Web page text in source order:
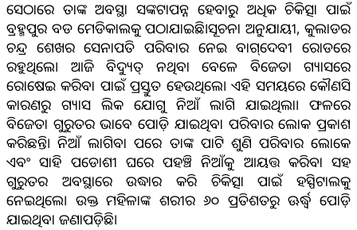
ସେଠାରେ ତାଙ୍କ ଅବସ୍ଥା ସଙ୍କଟାପନ୍ନ ହେବାରୁ ଅଧିକ ଚିକିତ୍ସା ପାଇଁ
ବ୍ରହ୍ମପୁର ବଡ ମେଡିକାଲକୁ ପଠାଯାଇଛି।ସୂଚନା ଅନୁଯାୟୀ, କୁଲାଡର
ଚନ୍ଦ୍ର ଶେଖର ସେନାପତି ପରିବାର ନେଇ ବାଗ୍‌ଦେବୀ ରୋଡରେ
ରହୁଥିଲେ। ଆଜି ବିଦ୍ୟୁତ୍‌ ନଥିବା ବେଳେ ବିଜେତା ଗ୍ୟାସରେ
ରୋଷେଇ କରିବା ପାଇଁ ପ୍ରସ୍ତୁତ ହେଉଥିଲେ। ଏହି ସମୟରେ କୌଣସି
କାରଣରୁ ଗ୍ୟାସ ଲିକ ଯୋଗୁ ନିଆଁ ଲାଗି ଯାଇଥିଲା। ଫଳରେ
ବିଜେତା ଗୁରୁତର ଭାବେ ପୋଡ଼ି ଯାଇଥିବା ପରିବାର ଲୋକ ପ୍ରକାଶ
କରିଛନ୍ତି। ନିଆଁ ଲାଗିବା ପରେ ତାଙ୍କ ପାଟି ଶୁଣି ପରିବାର ଲୋକେ
ଏବଂ ସାହି ପଡୋଶୀ ଘରେ ପହଞ୍ଚି ନିଆଁକୁ ଆୟତ୍ତ କରିବା ସହ
ଗୁରୁତର ଅବସ୍ଥାରେ ଉଦ୍ଧାର କରି ଚିକିତ୍ସା ପାଇଁ ହସ୍ପିଟାଲକୁ
ନେଇଥିଲେ। ଉକ୍ତ ମହିଳାଙ୍କ ଶରୀର ୬୦ ପ୍ରତିଶତରୁ ଊର୍ଦ୍ଧ୍ୱ ପୋଡ଼ି
ଯାଇଥିବା ଜଣାପଡ଼ିଛି।